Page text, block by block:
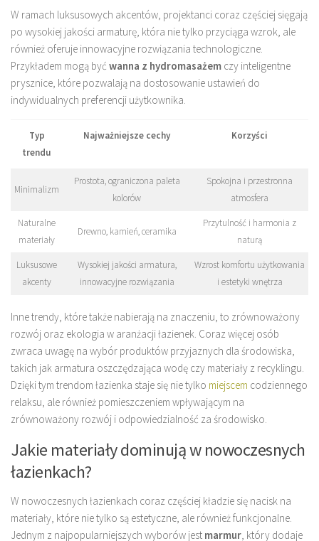
W ramach luksusowych akcentów, projektanci coraz częściej sięgają
po wysokiej jakości armaturę, która nie tylko przyciąga wzrok, ale
również oferuje innowacyjne rozwiązania technologiczne.
Przykładem mogą być wanna z hydromasażem czy inteligentne
prysznice, które pozwalają na dostosowanie ustawień do
indywidualnych preferencji użytkownika.
Typ
trendu
Najważniejsze cechy Korzyści
Minimalizm
Prostota, ograniczona paleta
kolorów
Spokojna i przestronna
atmosfera
Naturalne
materiały
Drewno, kamień, ceramika
Przytulność i harmonia z
naturą
Luksusowe
akcenty
Wysokiej jakości armatura,
innowacyjne rozwiązania
Wzrost komfortu użytkowania
i estetyki wnętrza
Inne trendy, które także nabierają na znaczeniu, to zrównoważony
rozwój oraz ekologia w aranżacji łazienek. Coraz więcej osób
zwraca uwagę na wybór produktów przyjaznych dla środowiska,
takich jak armatura oszczędzająca wodę czy materiały z recyklingu.
Dzięki tym trendom łazienka staje się nie tylko miejscem codziennego
relaksu, ale również pomieszczeniem wpływającym na
zrównoważony rozwój i odpowiedzialność za środowisko.
Jakie materiały dominują w nowoczesnych
łazienkach?
W nowoczesnych łazienkach coraz częściej kładzie się nacisk na
materiały, które nie tylko są estetyczne, ale również funkcjonalne.
Jednym z najpopularniejszych wyborów jest marmur, który dodaje